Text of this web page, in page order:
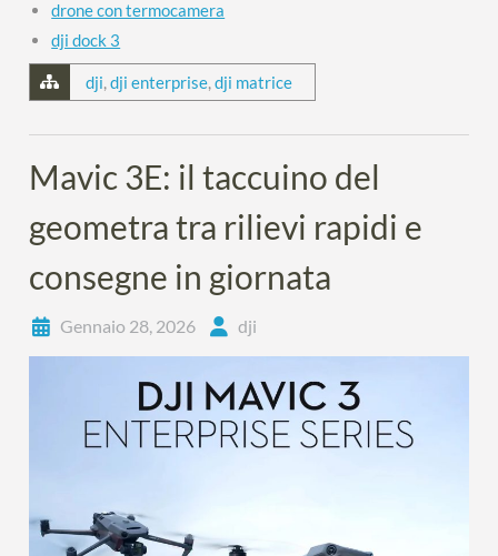
drone con termocamera
dji dock 3
dji,dji enterprise,dji matrice
Mavic 3E: il taccuino del
geometra tra rilievi rapidi e
consegne in giornata
Gennaio 28, 2026 dji